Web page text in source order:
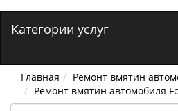
Категории услуг
Главная
Ремонт вмятин
Ремонт вмятин автомобиля